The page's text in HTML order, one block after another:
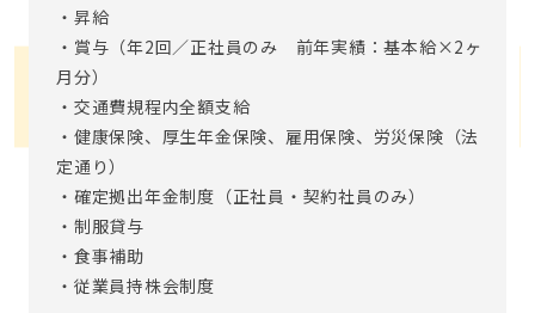
・昇給
・賞与（年2回／正社員のみ 前年実績：基本給×2ヶ
月分）
・交通費規程内全額支給
・健康保険、厚生年金保険、雇用保険、労災保険（法
定通り）
・確定拠出年金制度（正社員・契約社員のみ）
・制服貸与
・食事補助
・従業員持株会制度